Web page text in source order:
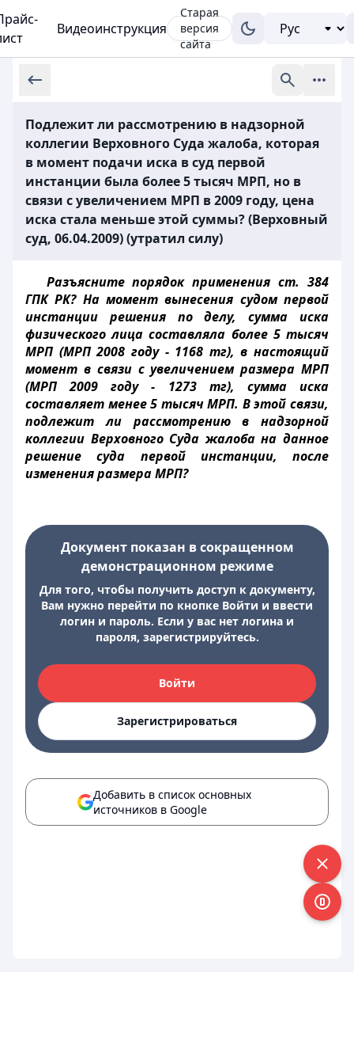
Видеоинструкция
Старая
версия
сайта
Подлежит ли рассмотрению в надзорной
коллегии Верховного Суда жалоба, которая
в момент подачи иска в суд первой
инстанции была более 5 тысяч МРП, но в
связи с увеличением МРП в 2009 году, цена
иска стала меньше этой суммы? (Верховный
суд, 06.04.2009) (утратил силу)
Разъясните порядок применения ст. 384
ГПК РК? На момент вынесения судом первой
инстанции решения по делу, сумма иска
физического лица составляла более 5 тысяч
МРП (МРП 2008 году - 1168 тг), в настоящий
момент в связи с увеличением размера МРП
(МРП 2009 году - 1273 тг), сумма иска
составляет менее 5 тысяч МРП. В этой связи,
подлежит ли рассмотрению в надзорной
коллегии Верховного Суда жалоба на данное
решение суда первой инстанции, после
изменения размера МРП?
Документ показан в сокращенном
демонстрационном режиме
Для того, чтобы получить доступ к документу,
Вам нужно перейти по кнопке Войти и ввести
логин и пароль. Если у вас нет логина и
пароля, зарегистрируйтесь.
Войти
Зарегистрироваться
Добавить в список основных
источников в Google